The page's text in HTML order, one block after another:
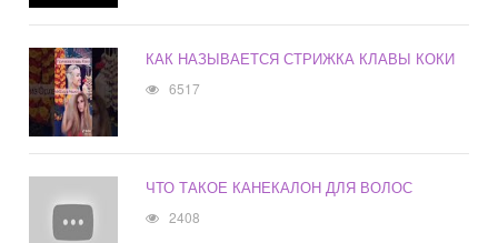
КАК НАЗЫВАЕТСЯ СТРИЖКА КЛАВЫ КОКИ
6517
ЧТО ТАКОЕ КАНЕКАЛОН ДЛЯ ВОЛОС
2408